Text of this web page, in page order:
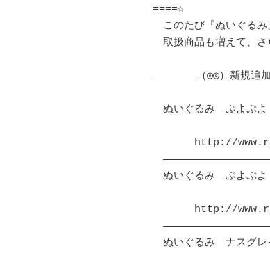
====☆
このたび『ぬいぐるみ
取扱商品も増えて、さ
―――――――（◎◎）新規追
ぬいぐるみ　ぷよぷよ
http://
ぬいぐるみ　ぷよぷよ
http://
ぬいぐるみ　ナスグレ